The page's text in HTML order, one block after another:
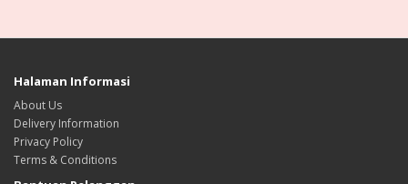
Halaman Informasi
About Us
Delivery Information
Privacy Policy
Terms & Conditions